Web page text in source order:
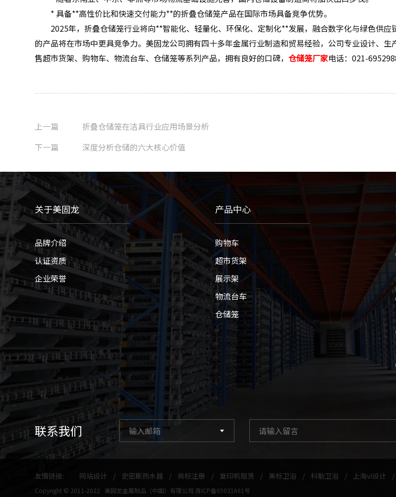
* 具备**高性价比和快速交付能力**的折叠仓储笼产品在国际市场具备竞争优势。
2025年，折叠仓储笼行业将向**智能化、轻量化、环保化、定制化**发展，融合数字化与绿色供应
的产品将在市场中更具竞争力。美固龙公司拥有四十多年金属行业制造和贸易经验，公司专业设计、生
售超市货架、购物车、物流台车、仓储笼等系列产品，拥有良好的口碑， 仓储笼厂家电话：021-
上一篇
折叠仓储笼在洁具行业应用场景分析
下一篇
深度分析仓储的六大核心价值
关于美固龙
品牌介绍
认证资质
企业荣誉
产品中心
购物车
超市货架
展示架
物流台车
仓储笼
联系我们
友情链接: 网站设计 / 史密斯热水器 / 商标注册 / 复印机租赁 / 美标卫浴 / 科勒卫浴 / 上海vi设计 /
Copyright © 2011-2022 美固龙金属制品（中国）有限公司 苏ICP备05031661号